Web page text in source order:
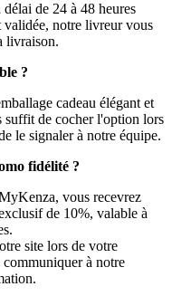
de 24 à 48 heures
validée, notre livreur vous
livraison.
?
cadeau élégant et
de cocher l'option lors
le signaler à notre équipe.
fidélité ?
vous recevrez
de 10%, valable à
site lors de votre
à notre